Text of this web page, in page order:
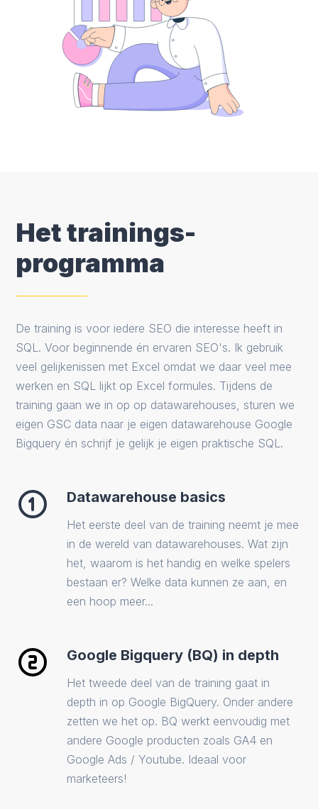
Het trainings-
programma
De training is voor iedere SEO die interesse heeft in
SQL. Voor beginnende én ervaren SEO's. Ik gebruik
veel gelijkenissen met Excel omdat we daar veel mee
werken en SQL lijkt op Excel formules. Tijdens de
training gaan we in op op datawarehouses, sturen we
eigen GSC data naar je eigen datawarehouse Google
Bigquery én schrijf je gelijk je eigen praktische SQL.
Datawarehouse basics
Het eerste deel van de training neemt je mee
in de wereld van datawarehouses. Wat zijn
het, waarom is het handig en welke spelers
bestaan er? Welke data kunnen ze aan, en
een hoop meer...
Google Bigquery (BQ) in depth
Het tweede deel van de training gaat in
depth in op Google BigQuery. Onder andere
zetten we het op. BQ werkt eenvoudig met
andere Google producten zoals GA4 en
Google Ads / Youtube. Ideaal voor
marketeers!